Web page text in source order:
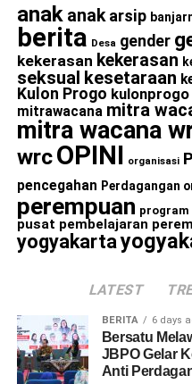
anak anak arsip
berita Desa gender
kekerasan kekerasan
seksual kesetaraan
Kulon Progo kulonprogo
mitrawacana mitra
mitra wacana
wrcOPINI organisasi
pencegahan Perdagangan
perempuan program
pusat pembelajaran
yogyakarta
LATEST
BERITA 6 days
Bersatu
JBPO Gelar
Anti